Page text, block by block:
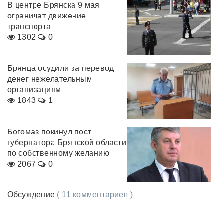
В центре Брянска 9 мая
ограничат движение
транспорта
1302
0
Брянца осудили за перевод
денег нежелательным
организациям
1843
1
Богомаз покинул пост
губернатора Брянской области
по собственному желанию
2067
0
Обсуждение ( 11 комментариев )